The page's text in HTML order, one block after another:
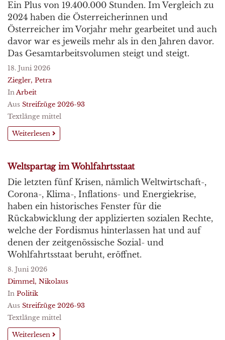
Ein Plus von 19.400.000 Stunden. Im Vergleich zu
2024 haben die Österreicherinnen und
Österreicher im Vorjahr mehr gearbeitet und auch
davor war es jeweils mehr als in den Jahren davor.
Das Gesamtarbeitsvolumen steigt und steigt.
18. Juni 2026
Ziegler, Petra
In Arbeit
Aus Streifzüge 2026-93
Textlänge mittel
Weiterlesen
Weltspartag im Wohlfahrtsstaat
Die letzten fünf Krisen, nämlich Weltwirtschaft-,
Corona-, Klima-, Inflations- und Energiekrise,
haben ein historisches Fenster für die
Rückabwicklung der applizierten sozialen Rechte,
welche der Fordismus hinterlassen hat und auf
denen der zeitgenössische Sozial- und
Wohlfahrtsstaat beruht, eröffnet.
8. Juni 2026
Dimmel, Nikolaus
In Politik
Aus Streifzüge 2026-93
Textlänge mittel
Weiterlesen